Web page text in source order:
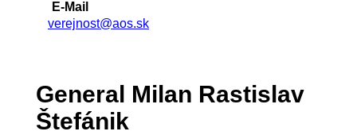
E-Mail
verejnost@aos.sk
General Milan Rastislav
Štefánik